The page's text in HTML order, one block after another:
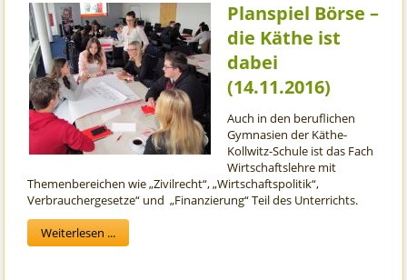
Planspiel Börse –
die Käthe ist
dabei
(14.11.2016)
Auch in den beruflichen
Gymnasien der Käthe-
Kollwitz-Schule ist das Fach
Wirtschaftslehre mit
Themenbereichen wie „Zivilrecht“, „Wirtschaftspolitik“,
Verbrauchergesetze“ und „Finanzierung“ Teil des Unterrichts.
Weiterlesen ...